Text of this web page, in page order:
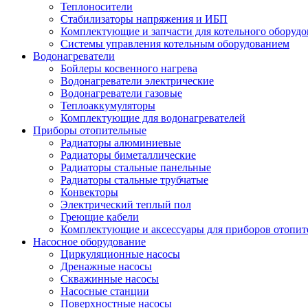
Теплоносители
Стабилизаторы напряжения и ИБП
Комплектующие и запчасти для котельного
Системы управления котельным оборудованием
Водонагреватели
Бойлеры косвенного нагрева
Водонагреватели электрические
Водонагреватели газовые
Теплоаккумуляторы
Комплектующие для водонагревателей
Приборы отопительные
Радиаторы алюминиевые
Радиаторы биметаллические
Радиаторы стальные панельные
Радиаторы стальные трубчатые
Конвекторы
Электрический теплый пол
Греющие кабели
Комплектующие и аксессуары для приборов
Насосное оборудование
Циркуляционные насосы
Дренажные насосы
Скважинные насосы
Насосные станции
Поверхностные насосы